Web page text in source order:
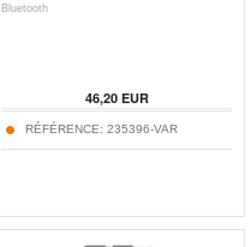
Bluetooth
46,20EUR
RÉFÉRENCE: 235396-VAR